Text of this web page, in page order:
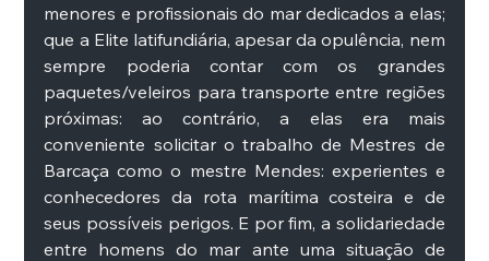
menores e profissionais do mar dedicados a elas;
que a Elite latifundiária, apesar da opulência, nem
sempre poderia contar com os grandes
paquetes/veleiros para transporte entre regiões
próximas: ao contrário, a elas era mais
conveniente solicitar o trabalho de Mestres de
Barcaça como o mestre Mendes: experientes e
conhecedores da rota marítima costeira e de
seus possíveis perigos. E por fim, a solidariedade
entre homens do mar ante uma situação de